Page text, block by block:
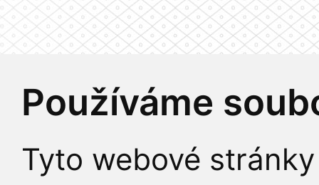
Používáme
Tyto webové